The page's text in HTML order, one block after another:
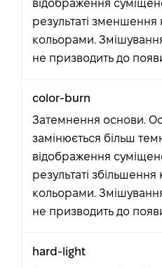
відображення
результаті зменшення
кольорами.
не призводить до
color-burn
Затемнення основи.
замінюється більш
відображення
результаті
кольорами.
не призводить до
hard-light